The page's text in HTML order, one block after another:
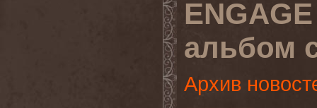
альбом
Архив